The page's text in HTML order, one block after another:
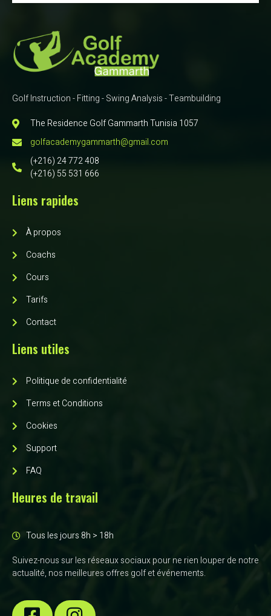
Golf Instruction - Fitting - Swing Analysis - Teambuilding
The Residence Golf Gammarth Tunisia 1057
golfacademygammarth@gmail.com
(+216) 24 772 408
(+216) 55 531 666
Liens rapides
À propos
Coachs
Cours
Tarifs
Contact
Liens utiles
Politique de confidentialité
Terms et Conditions
Cookies
Support
FAQ
Heures de travail
Tous les jours 8h > 18h
Suivez-nous sur les réseaux sociaux pour ne rien louper de notre
actualité, nos meilleures offres golf et événements.